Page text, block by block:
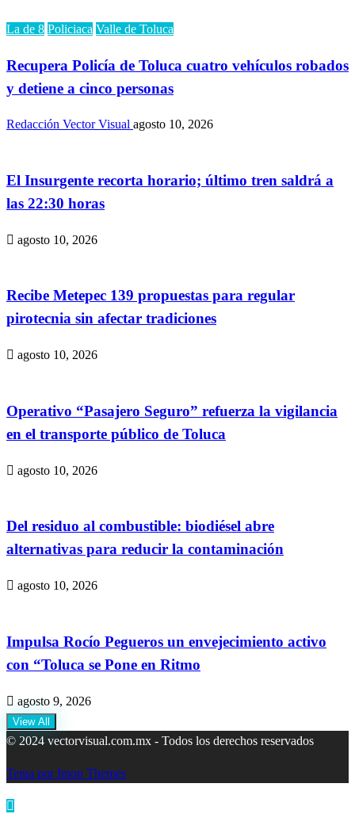
La de 8 Policiaca Valle de Toluca
Recupera Policía de Toluca cuatro vehículos robados
y detiene a cinco personas
Redacción Vector Visual agosto 10, 2026
El Insurgente recorta horario; último tren saldrá a
las 22:30 horas
agosto 10, 2026
Recibe Metepec 139 propuestas para regular
pirotecnia sin afectar tradiciones
agosto 10, 2026
Operativo “Pasajero Seguro” refuerza la vigilancia
en el transporte público de Toluca
agosto 10, 2026
Del residuo al combustible: biodiésel abre
alternativas para reducir la contaminación
agosto 10, 2026
Impulsa Rocío Pegueros un envejecimiento activo
con “Toluca se Pone en Ritmo
agosto 9, 2026
View All
© 2024 vectorvisual.com.mx - Todos los derechos reservados
Tema por Imon Themes